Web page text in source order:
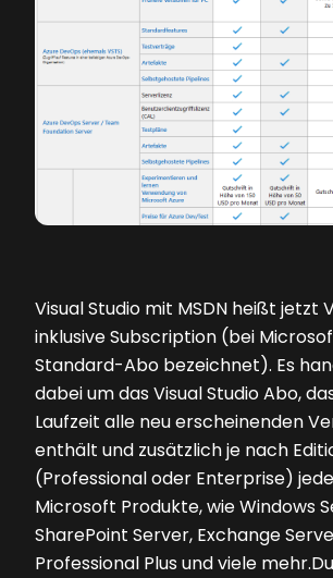
Visual Studio mit MSDN heißt jetzt
inklusive Subscription (bei
Standard-Abo bezeichnet). Es
dabei um das Visual Studio Abo,
Laufzeit alle neu erscheinenden
enthält und zusätzlich je nach
(Professional oder Enterprise)
Microsoft Produkte, wie Windows
SharePoint Server, Exchange
Professional Plus und viele